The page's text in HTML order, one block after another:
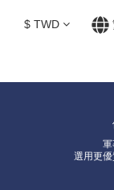
$ TWD
選用更